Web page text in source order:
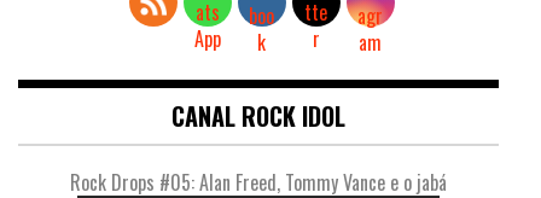
CANAL ROCK IDOL
Rock Drops #05: Alan Freed, Tommy Vance e o jabá